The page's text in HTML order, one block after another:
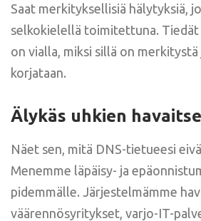
Saat merkityksellisiä hälytyksiä,
selkokielellä toimitettuna. Tiedät
on vialla, miksi sillä on merkitystä
korjataan.
Älykäs uhkien
Näet sen, mitä DNS-tietueesi
Menemme läpäisy- ja
pidemmälle. Järjestelmämme
väärennösyritykset, varjo-IT-